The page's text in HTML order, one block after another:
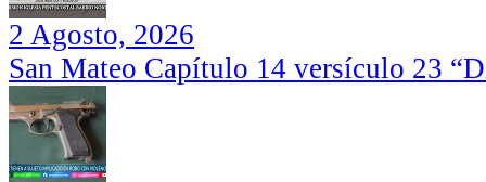
2 Agosto, 2026
San Mateo Capítulo 14 versículo 23